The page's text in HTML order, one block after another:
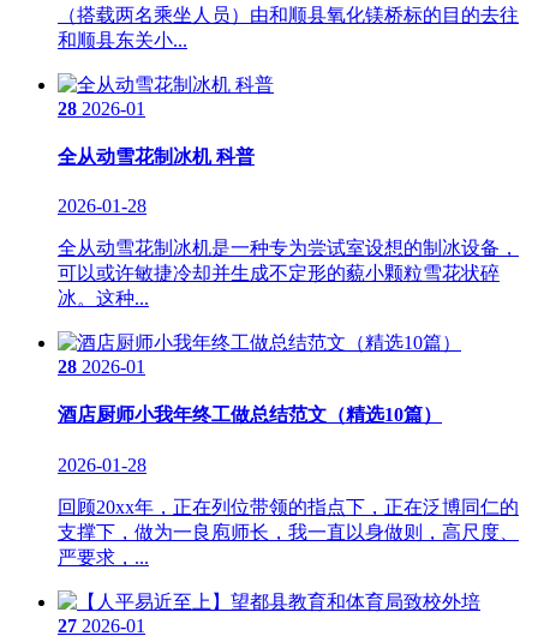
（搭载两名乘坐人员）由和顺县氧化镁桥标的目的去往
和顺县东关小...
28 2026-01
全从动雪花制冰机 科普
2026-01-28
全从动雪花制冰机是一种专为尝试室设想的制冰设备，
可以或许敏捷冷却并生成不定形的藐小颗粒雪花状碎
冰。这种...
28 2026-01
酒店厨师小我年终工做总结范文（精选10篇）
2026-01-28
回顾20xx年，正在列位带领的指点下，正在泛博同仁的
支撑下，做为一良庖师长，我一直以身做则，高尺度、
严要求，...
27 2026-01